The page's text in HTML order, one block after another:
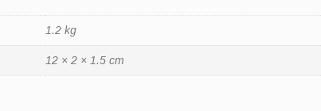
1.2 kg
12 × 2 × 1.5 cm